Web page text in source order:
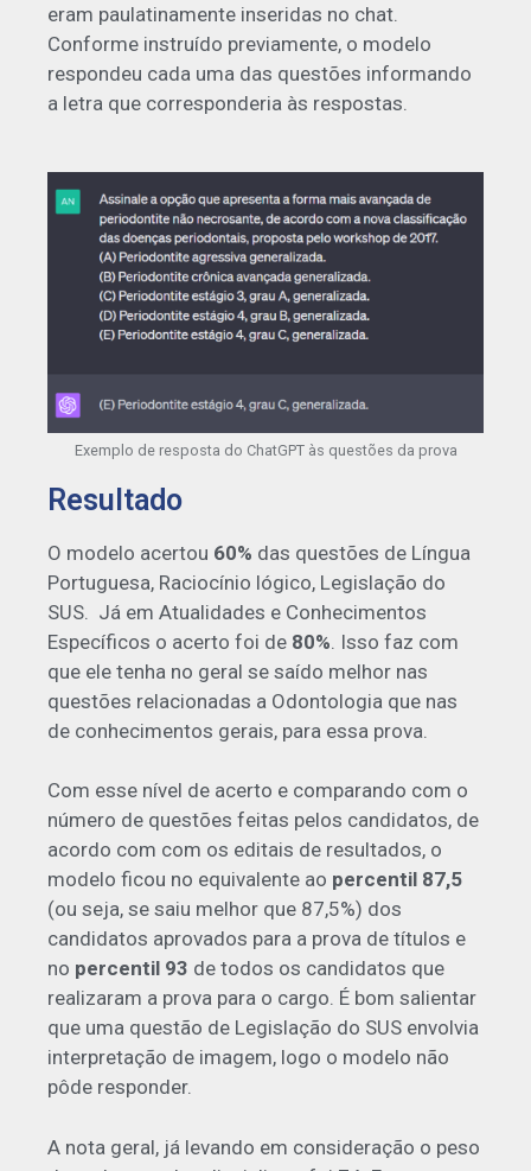
eram paulatinamente inseridas no chat.
Conforme instruído previamente, o modelo
respondeu cada uma das questões informando
a letra que corresponderia às respostas.
Exemplo de resposta do ChatGPT às questões da prova
Resultado
O modelo acertou 60% das questões de Língua
Portuguesa, Raciocínio lógico, Legislação do
SUS. Já em Atualidades e Conhecimentos
Específicos o acerto foi de 80% . Isso faz com
que ele tenha no geral se saído melhor nas
questões relacionadas a Odontologia que nas
de conhecimentos gerais, para essa prova.
Com esse nível de acerto e comparando com o
número de questões feitas pelos candidatos, de
acordo com com os editais de resultados, o
modelo ficou no equivalente ao percentil 87,5
(ou seja, se saiu melhor que 87,5%) dos
candidatos aprovados para a prova de títulos e
no percentil 93 de todos os candidatos que
realizaram a prova para o cargo. É bom salientar
que uma questão de Legislação do SUS envolvia
interpretação de imagem, logo o modelo não
pôde responder.
A nota geral, já levando em consideração o peso